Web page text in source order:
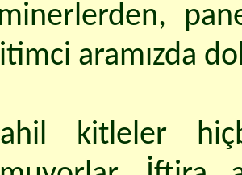
aramızda
kitleler